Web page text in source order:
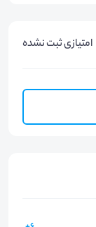
امتیازی ثبت نشده